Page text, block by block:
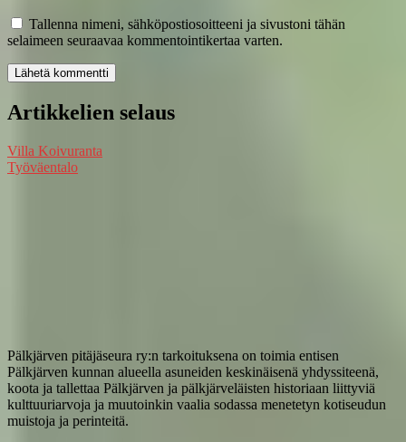
Tallenna nimeni, sähköpostiosoitteeni ja sivustoni tähän
selaimeen seuraavaa kommentointikertaa varten.
Artikkelien selaus
Villa Koivuranta
Työväentalo
Pälkjärven pitäjäseura ry:n tarkoituksena on toimia entisen
Pälkjärven kunnan alueella asuneiden keskinäisenä yhdyssiteenä,
koota ja tallettaa Pälkjärven ja pälkjärveläisten historiaan liittyviä
kulttuuriarvoja ja muutoinkin vaalia sodassa menetetyn kotiseudun
muistoja ja perinteitä.